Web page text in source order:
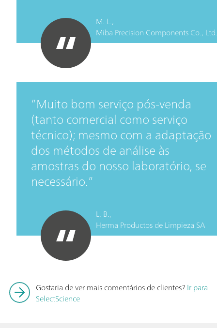
M. L.,
Miba Precision Components Co., Ltd.
Muito bom serviço pós-venda
(tanto comercial como serviço
técnico); mesmo com a adaptação
dos métodos de análise às
amostras do nosso laboratório, se
necessário.
L. B.,
Herma Productos de Limpieza SA
Gostaria de ver mais comentários de clientes?Ir para
SelectScience